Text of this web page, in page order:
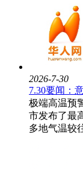
2026-7-30
7.30要闻：
极端高温预
市发布了最
多地气温较